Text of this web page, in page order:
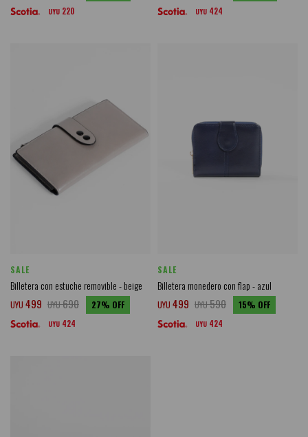
UYU 220 UYU 424
SALE
Billetera con estuche removible - beige
UYU 499 UYU690 27
UYU 424
SALE
Billetera monedero con flap - azul
UYU 499 UYU590 15
UYU 424